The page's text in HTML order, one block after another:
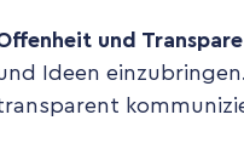
und
Ideen